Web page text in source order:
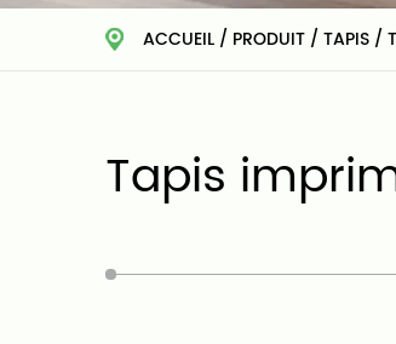
ACCUEIL / PRODUIT / TAPIS /
‎Tapis